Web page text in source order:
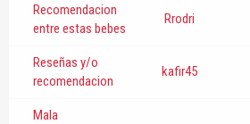
Recomendacion
entre estas bebes
Rrodri
Reseñas y/o
recomendacion
kafir45
Mala